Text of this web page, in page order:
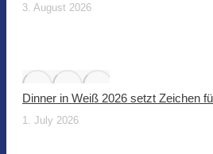
3. August 2026
Dinner in Weiß 2026 setzt Zeichen
1. July 2026